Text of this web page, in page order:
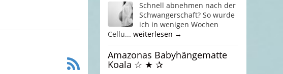
Schnell abnehmen nach der
Schwangerschaft? So wurde
ich in wenigen Wochen
Cellu... weiterlesen →
Amazonas Babyhängematte
Koala ☆ ★ ✰